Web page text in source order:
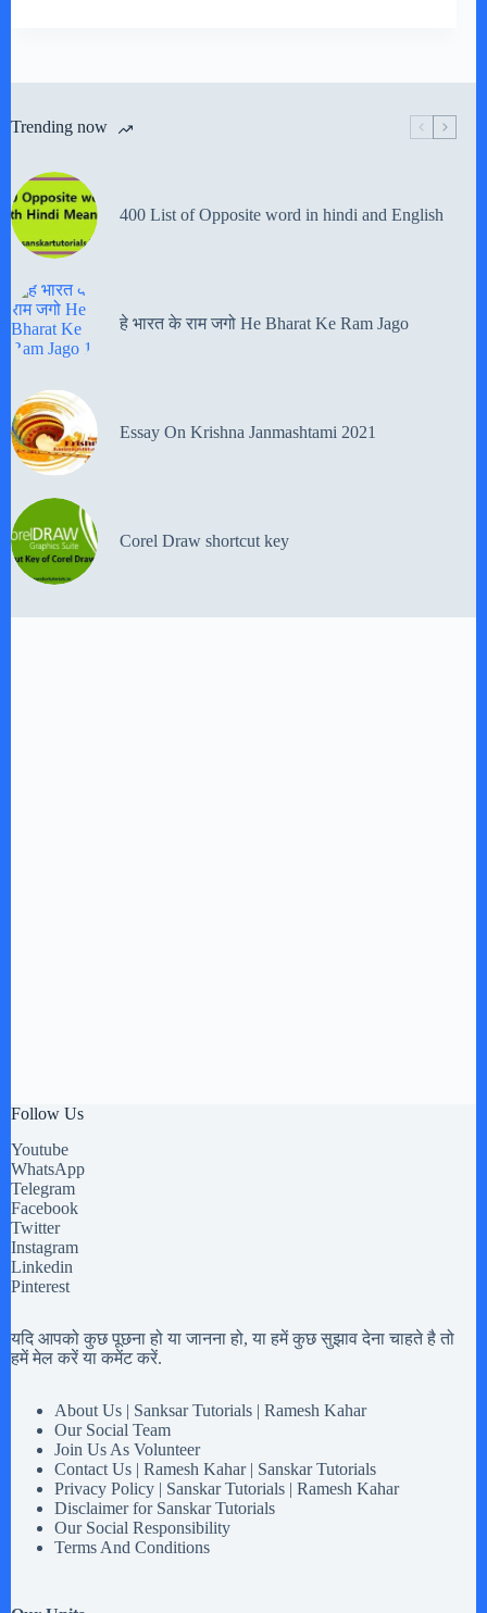
Trending now
400 List of Opposite word in hindi and English
हे भारत के राम जगो He Bharat Ke Ram Jago
Essay On Krishna Janmashtami 2021
Corel Draw shortcut key
Follow Us
Youtube
WhatsApp
Telegram
Facebook
Twitter
Instagram
Linkedin
Pinterest
यदि आपको कुछ पूछना हो या जानना हो, या हमें कुछ सुझाव देना चाहते है तो
हमें मेल करें या कमेंट करें.
About Us | Sanksar Tutorials | Ramesh Kahar
Our Social Team
Join Us As Volunteer
Contact Us | Ramesh Kahar | Sanskar Tutorials
Privacy Policy | Sanskar Tutorials | Ramesh Kahar
Disclaimer for Sanskar Tutorials
Our Social Responsibility
Terms And Conditions